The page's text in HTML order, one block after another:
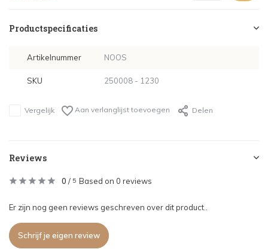
Productspecificaties
Artikelnummer NOOS
SKU 250008 - 1230
Vergelijk Aan verlanglijst toevoegen Delen
Reviews
0 / 5 Based on 0 reviews
Er zijn nog geen reviews geschreven over dit product..
Schrijf je eigen review